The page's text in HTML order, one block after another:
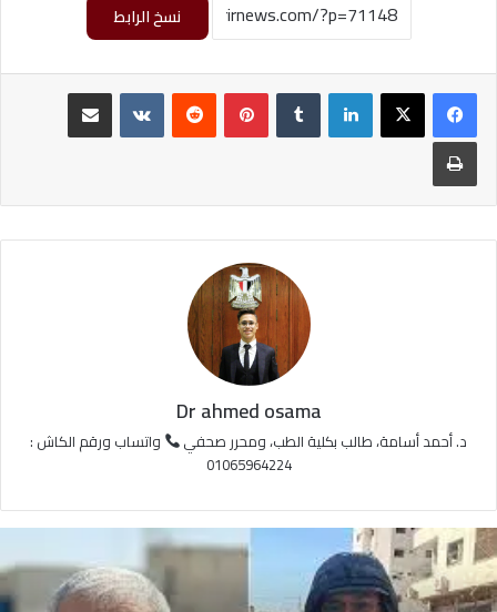
نسخ الرابط
لينكدإن بينتيريست
طباعة
Dr ahmed osama
د. أحمد أسامة، طالب بكلية الطب، ومحرر صحفي
واتساب ورقم الكاش :
01065964224